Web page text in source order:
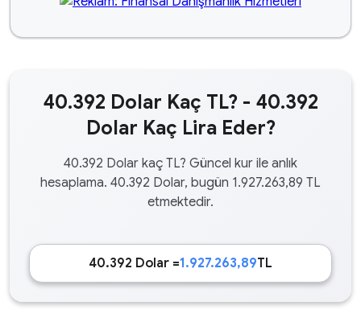
40.392 Dolar Kaç TL? - 40.392
Dolar Kaç Lira Eder?
40.392 Dolar kaç TL? Güncel kur ile anlık
hesaplama. 40.392 Dolar, bugün 1.927.263,89 TL
etmektedir.
40.392 Dolar =1.927.263,89TL